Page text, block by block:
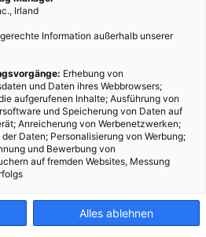
Irland
Information außerhalb unserer
Erhebung von
und Daten ihres Webbrowsers;
aufgerufenen Inhalte; Ausführung von
und Speicherung von Daten auf
Anreicherung von Werbenetzwerken;
Daten; Personalisierung von Werbung;
und Bewerbung von
auf fremden Websites, Messung
Alles ablehnen